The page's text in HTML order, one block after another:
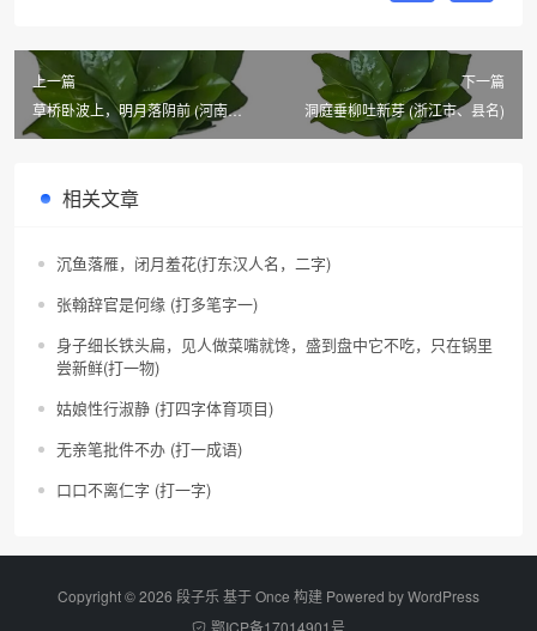
上一篇
草桥卧波上，明月落阴前 (河南
市、县名)
下一篇
洞庭垂柳吐新芽 (浙江市、县名)
相关文章
沉鱼落雁，闭月羞花(打东汉人名，二字)
张翰辞官是何缘 (打多笔字一)
身子细长铁头扁，见人做菜嘴就馋，盛到盘中它不吃，只在锅里
尝新鲜(打一物)
姑娘性行淑静 (打四字体育项目)
无亲笔批件不办 (打一成语)
口口不离仁字 (打一字)
Copyright © 2026 段子乐 基于 Once 构建 Powered byWordPress
鄂ICP备17014901号